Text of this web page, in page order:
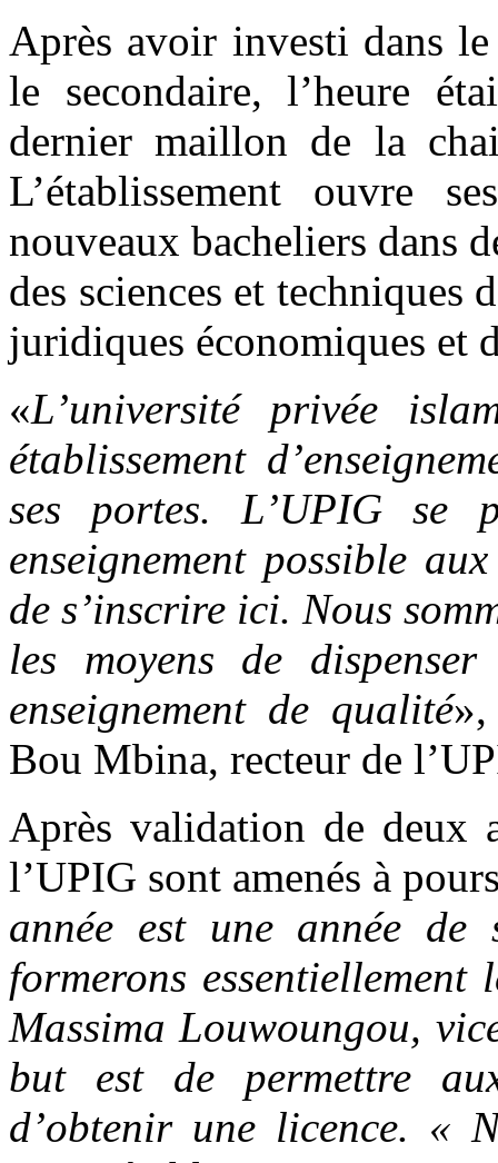
Après avoir investi dans
le secondaire, l’heure
dernier maillon de la
L’établissement ouvre
nouveaux bacheliers dans
des sciences et techniques
juridiques économiques et
«L’université privée
établissement
ses portes. L’UPIG se
enseignement possible
de s’inscrire ici. Nous
les moyens de
enseignement de qualité»,
Bou Mbina, recteur de
Après validation de deux
l’UPIG sont amenés à
année est une année de
formerons
Massima Louwoungou,
but est de permettre
d’obtenir une licence. «